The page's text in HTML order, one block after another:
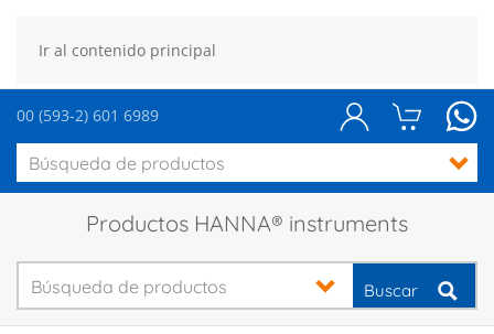
Ir al contenido principal
00 (593-2) 601 6989
Productos HANNA® instruments
Buscar